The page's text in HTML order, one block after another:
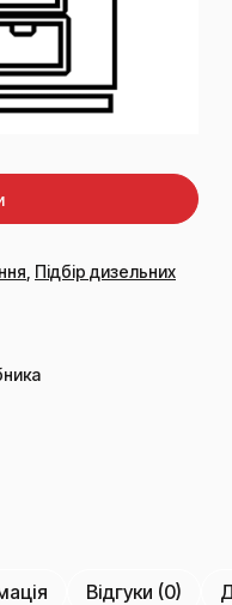
Підбір дизельних
Відгуки (0)